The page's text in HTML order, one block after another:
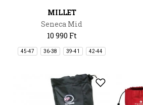
MILLET
Seneca Mid
10 990 Ft
45-47 36-38 39-41 42-44